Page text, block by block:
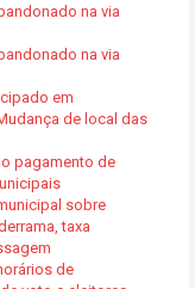
na via
na via
em
de local das
pagamento de
sobre
taxa
de